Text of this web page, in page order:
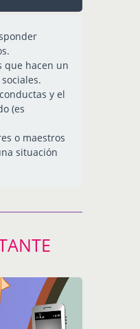
que hacen un
y el
(es
o maestros
situación